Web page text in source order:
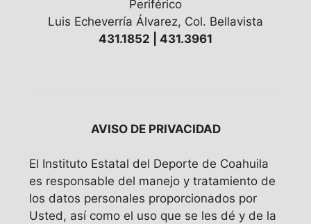
Periférico
Luis Echeverría Álvarez, Col. Bellavista
431.1852 | 431.3961
AVISO DE PRIVACIDAD
El Instituto Estatal del Deporte de Coahuila
es responsable del manejo y tratamiento de
los datos personales proporcionados por
Usted, así como el uso que se les dé y de la